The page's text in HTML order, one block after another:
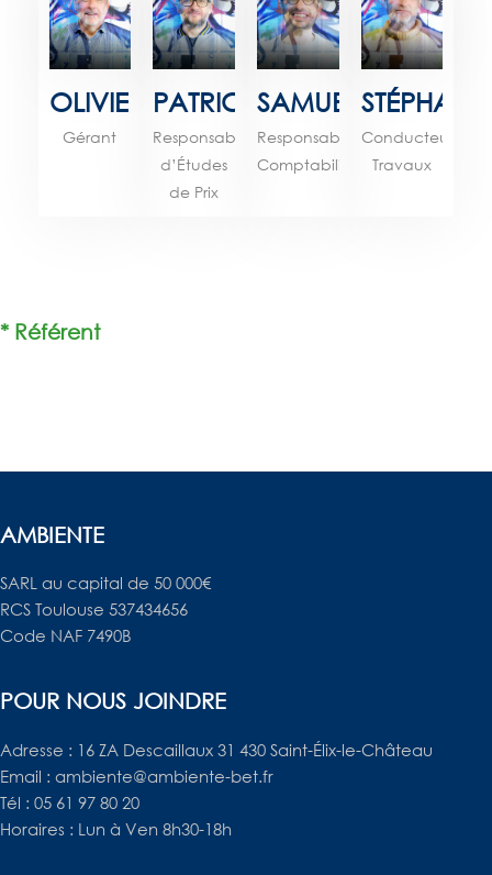
OLIVIER
Gérant
PATRICK
Responsable
d’Études
de Prix
SAMUEL
Responsable
Comptabilité
STÉPHANE
Conducteur
Travaux
* Référent
AMBIENTE
SARL au capital de 50 000€
RCS Toulouse 537434656
Code NAF 7490B
POUR NOUS JOINDRE
Adresse : 16 ZA Descaillaux 31 430 Saint-Élix-le-Château
Email : ambiente@ambiente-bet.fr
Tél : 05 61 97 80 20
Horaires : Lun à Ven 8h30-18h